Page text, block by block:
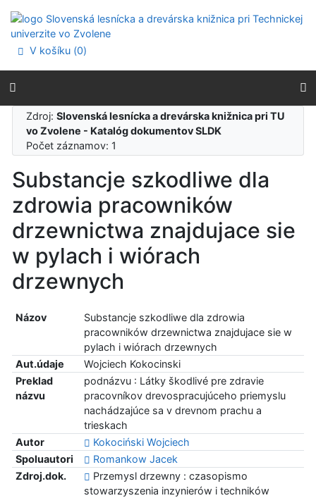
Prejsť na menu
Prehlásenie o webovej prístupnosti
V košíku (0)
Zdroj:Slovenská lesnícka a drevárska knižnica pri TU
vo Zvolene - Katalóg dokumentov SLDK
Počet záznamov: 1
Substancje szkodliwe dla
zdrowia pracowników
drzewnictwa znajdujace sie
w pylach i wiórach
drzewnych
Názov
Substancje szkodliwe dla zdrowia
pracowników drzewnictwa znajdujace sie w
pylach i wiórach drzewnych
Aut.údaje
Wojciech Kokocinski
Preklad
názvu
podnázvu : Látky škodlivé pre zdravie
pracovníkov drevospracujúceho priemyslu
nachádzajúce sa v drevnom prachu a
trieskach
Autor
Kokociński Wojciech
Spoluautori
Romankow Jacek
Zdroj.dok.
Przemysl drzewny : czasopismo
stowarzyszenia inzynierów i techników